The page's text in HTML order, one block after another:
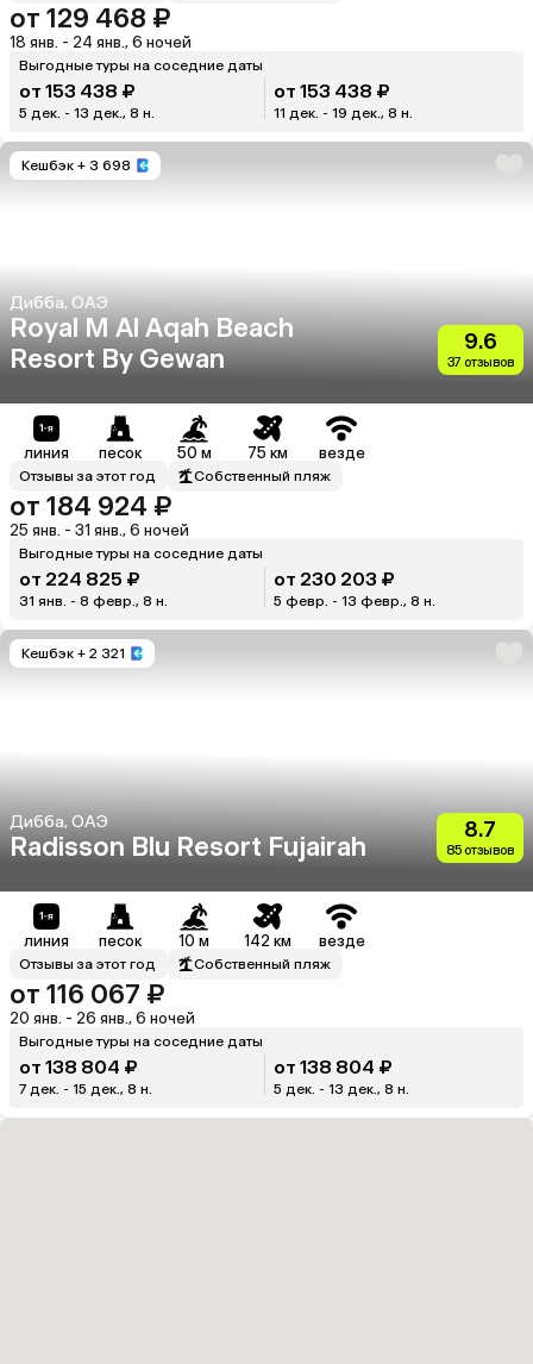
от 129 468 ₽
18 янв. - 24 янв., 6 ночей
Выгодные туры на соседние даты
от 153 438 ₽
5 дек. - 13 дек., 8 н.
от 153 438 ₽
11 дек. - 19 дек., 8 н.
Кешбэк + 3 698
Дибба, ОАЭ
Royal M Al Aqah Beach
Resort By Gewan
9.6
37 отзывов
линия песок 50 м 75 км везде
Отзывы за этот год Собственный пляж
от 184 924 ₽
25 янв. - 31 янв., 6 ночей
Выгодные туры на соседние даты
от 224 825 ₽
31 янв. - 8 февр., 8 н.
от 230 203 ₽
5 февр. - 13 февр., 8 н.
Кешбэк + 2 321
Дибба, ОАЭ
Radisson Blu Resort Fujairah
8.7
85 отзывов
линия песок 10 м 142 км везде
Отзывы за этот год Собственный пляж
от 116 067 ₽
20 янв. - 26 янв., 6 ночей
Выгодные туры на соседние даты
от 138 804 ₽
7 дек. - 15 дек., 8 н.
от 138 804 ₽
5 дек. - 13 дек., 8 н.